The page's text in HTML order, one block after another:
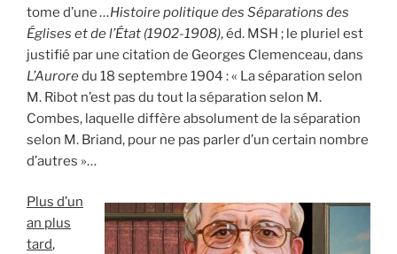
tome d’une…Histoire politique des Séparations des
Églises et de l’État (1902-1908), éd. MSH ; le pluriel est
justifié par une citation de Georges Clemenceau, dans
L’Auroredu 18 septembre 1904 : « La séparation selon
M. Ribot n’est pas du tout la séparation selon M.
Combes, laquelle diffère absolument de la séparation
selon M. Briand, pour ne pas parler d’un certain nombre
d’autres »…
Plus d’un
an plus
tard,